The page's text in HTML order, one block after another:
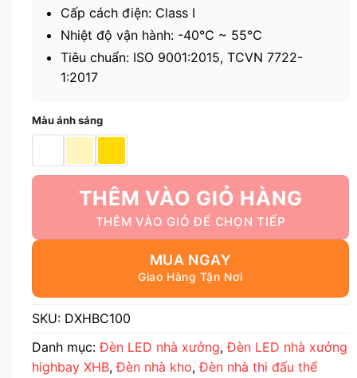
Cấp cách điện: Class I
Nhiệt độ vận hành: -40℃ ~ 55℃
Tiêu chuẩn: ISO 9001:2015, TCVN 7722-
1:2017
Màu ánh sáng
THÊM VÀO GIỎ HÀNG
MUA NGAY
SKU: DXHBC100
Danh mục:Đèn LED nhà xưởng,Đèn LED nhà xưởng
highbay XHB,Đèn nhà kho,Đèn nhà thi đấu thể